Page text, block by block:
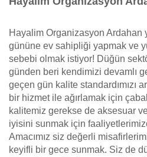
Hayalim Organizasyon Ardahan
gününe ev sahipliği yapmak ve
sebebi olmak istiyor! Düğün
günden beri kendimizi devamlı
geçen gün kalite standardımızı
bir hizmet ile ağırlamak için
kalitemiz gerekse de aksesuar
iyisini sunmak için
Amacımız siz değerli
keyifli bir gece sunmak. Siz de